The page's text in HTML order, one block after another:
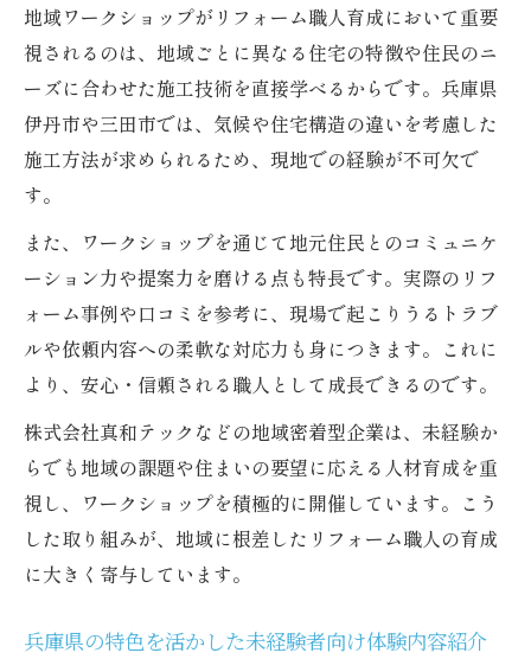
地域ワークショップがリフォーム職人育成において重要
視されるのは、地域ごとに異なる住宅の特徴や住民のニ
ーズに合わせた施工技術を直接学べるからです。兵庫県
伊丹市や三田市では、気候や住宅構造の違いを考慮した
施工方法が求められるため、現地での経験が不可欠で
す。
また、ワークショップを通じて地元住民とのコミュニケ
ーション力や提案力を磨ける点も特長です。実際のリフ
ォーム事例や口コミを参考に、現場で起こりうるトラブ
ルや依頼内容への柔軟な対応力も身につきます。これに
より、安心・信頼される職人として成長できるのです。
株式会社真和テックなどの地域密着型企業は、未経験か
らでも地域の課題や住まいの要望に応える人材育成を重
視し、ワークショップを積極的に開催しています。こう
した取り組みが、地域に根差したリフォーム職人の育成
に大きく寄与しています。
兵庫県の特色を活かした未経験者向け体験内容紹介